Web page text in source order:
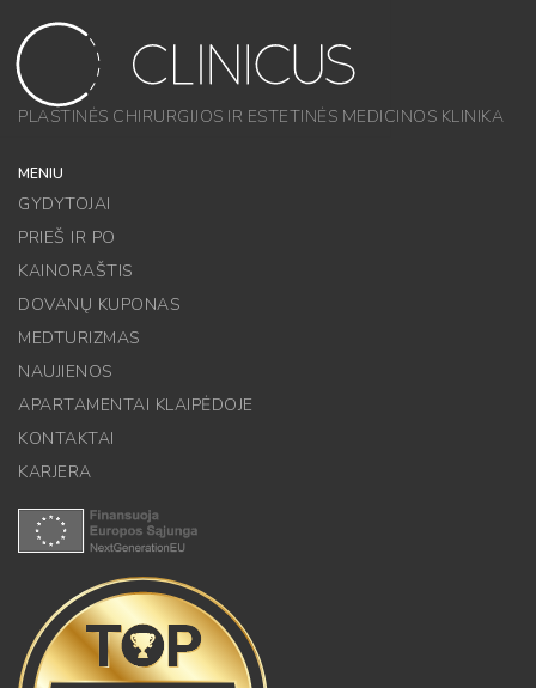
PLASTINĖS CHIRURGIJOS IR ESTETINĖS MEDICINOS KLINIKA
MENIU
GYDYTOJAI
PRIEŠ IR PO
KAINORAŠTIS
DOVANŲ KUPONAS
MEDTURIZMAS
NAUJIENOS
APARTAMENTAI KLAIPĖDOJE
KONTAKTAI
KARJERA